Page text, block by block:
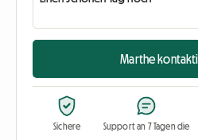
Marthe
Sichere
Support an 7 Tagen die